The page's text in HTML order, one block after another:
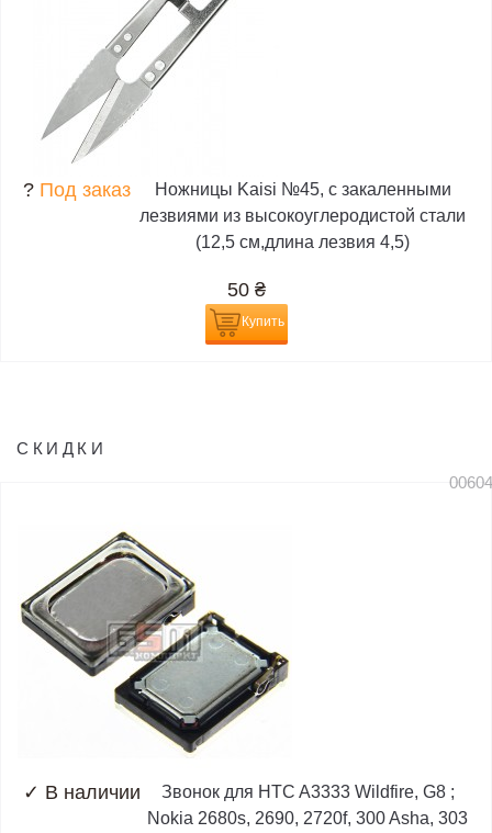
? Под заказ
Ножницы Kaisi №45, с закаленными
лезвиями из высокоуглеродистой стали
(12,5 см,длина лезвия 4,5)
50 ₴
Купить
СКИДКИ
✓ В наличии
Звонок для HTC A3333 Wildfire, G8 ;
Nokia 2680s, 2690, 2720f, 300 Asha, 303